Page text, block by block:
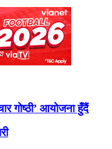
गोष्ठी’ आयोजना हुँदैं